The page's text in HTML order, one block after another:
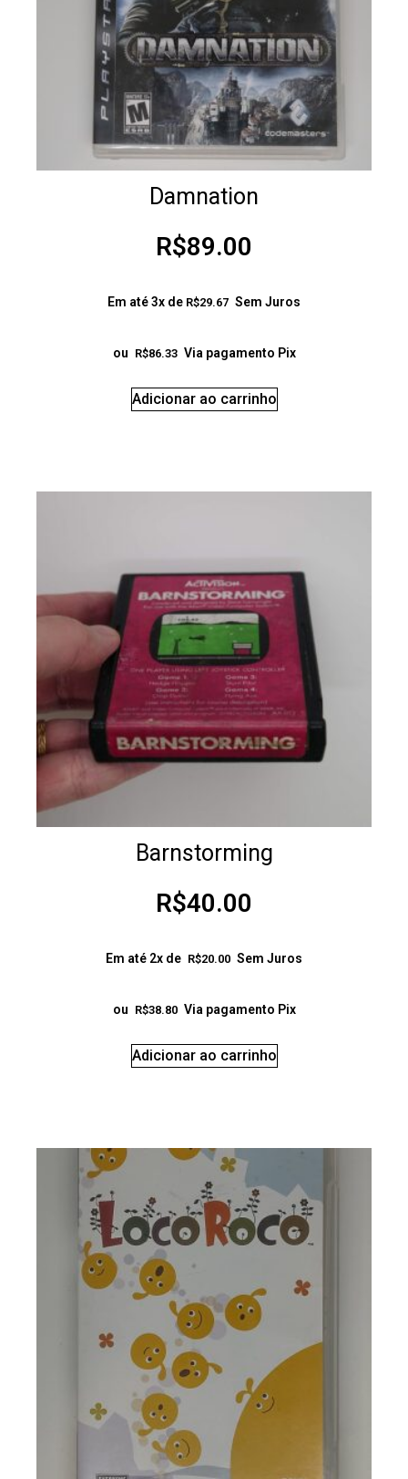
Damnation
R$89.00
Em até 3x de R$29.67 Sem Juros
ou R$86.33 Via pagamento Pix
Adicionar ao carrinho
Barnstorming
R$40.00
Em até 2x de R$20.00 Sem Juros
ou R$38.80 Via pagamento Pix
Adicionar ao carrinho